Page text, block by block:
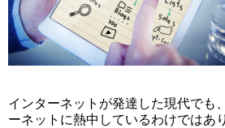
インターネットが発達した現代でも
ーネットに熱中しているわけではあ